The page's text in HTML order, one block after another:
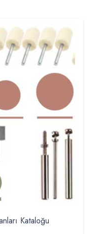
Kataloğu